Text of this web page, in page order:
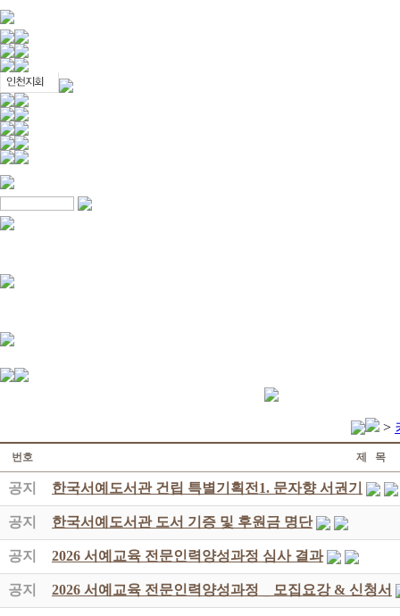
>
번호 제 목
공지 한국서예도서관 건립 특별기획전1. 문자향 서권기
공지 한국서예도서관 도서 기증 및 후원금 명단
공지 2026 서예교육 전문인력양성과정 심사 결과
공지 2026 서예교육 전문인력양성과정 _ 모집요강 & 신청서